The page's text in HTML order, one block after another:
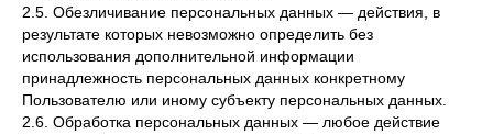
2.5. Обезличивание персональных данных — действия, в
результате которых невозможно определить без
использования дополнительной информации
принадлежность персональных данных конкретному
Пользователю или иному субъекту персональных данных.
2.6. Обработка персональных данных — любое действие